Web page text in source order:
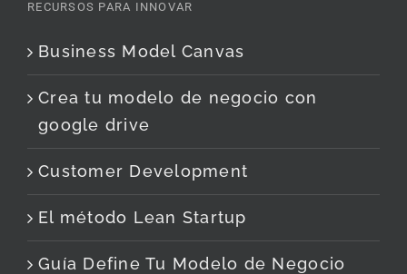
RECURSOS PARA INNOVAR
Business Model Canvas
Crea tu modelo de negocio con
google drive
Customer Development
El método Lean Startup
Guía Define Tu Modelo de Negocio